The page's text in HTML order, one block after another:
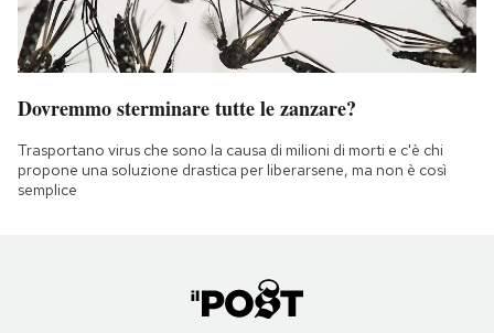
Dovremmo sterminare tutte le zanzare?
Trasportano virus che sono la causa di milioni di morti e c'è chi
propone una soluzione drastica per liberarsene, ma non è così
semplice